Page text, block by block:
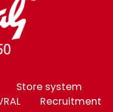
Store system
Recruitment